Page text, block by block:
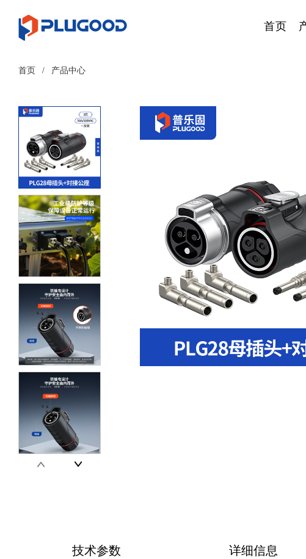
首页
首页 / 产品中心
技术参数 详细信息